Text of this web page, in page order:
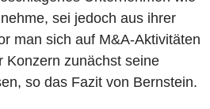
sei jedoch aus ihrer
man sich auf M&A-Aktivitäten
Konzern zunächst seine
so das Fazit von Bernstein.